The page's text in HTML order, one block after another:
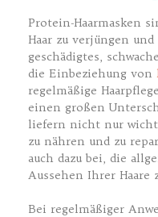
Protein-Haarmasken
Haar zu verjüngen
geschädigtes,
die Einbeziehung von
regelmäßige
einen großen
liefern nicht nur
zu nähren und zu
auch dazu bei, die
Aussehen Ihrer Haare
Bei regelmäßiger